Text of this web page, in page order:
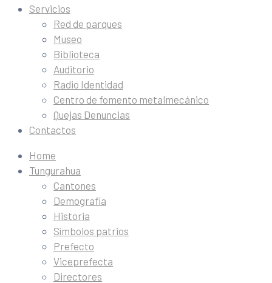
Servicios
Red de parques
Museo
Biblioteca
Auditorio
Radio Identidad
Centro de fomento metalmecánico
Quejas Denuncias
Contactos
Home
Tungurahua
Cantones
Demografía
Historia
Símbolos patrios
Prefecto
Viceprefecta
Directores